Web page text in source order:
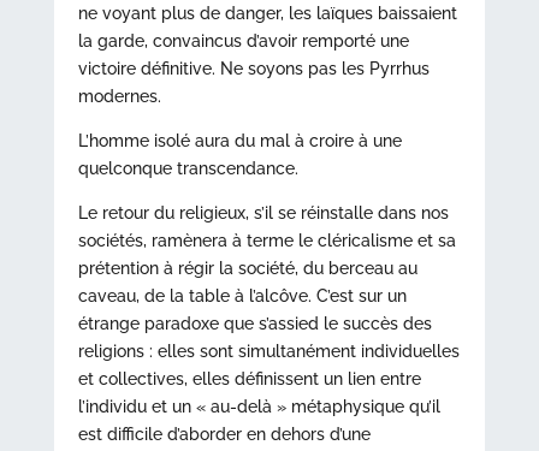
ne voyant plus de danger, les laïques baissaient
la garde, convaincus d’avoir remporté une
victoire définitive. Ne soyons pas les Pyrrhus
modernes.
L’homme isolé aura du mal à croire à une
quelconque transcendance.
Le retour du religieux, s’il se réinstalle dans nos
sociétés, ramènera à terme le cléricalisme et sa
prétention à régir la société, du berceau au
caveau, de la table à l’alcôve. C’est sur un
étrange paradoxe que s’assied le succès des
religions : elles sont simultanément individuelles
et collectives, elles définissent un lien entre
l’individu et un « au-delà » métaphysique qu’il
est difficile d’aborder en dehors d’une